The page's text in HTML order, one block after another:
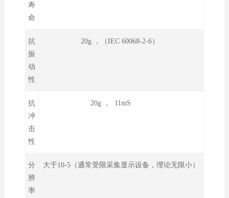
寿
命
抗
振
动
性
20g ，（IEC 60068-2-6）
抗
冲
击
性
20g ， 11mS
分
辨
率
大于10-5（通常受限采集显示设备，理论无限小）